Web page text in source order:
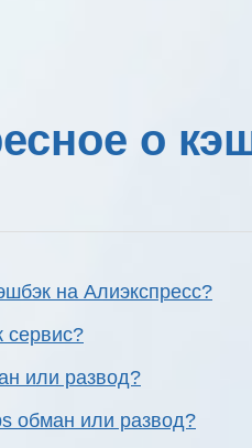
о
на Алиэкспресс?
сервис?
или развод?
обман или развод?